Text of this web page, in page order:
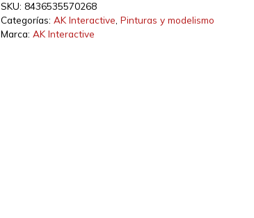
DARK
cantidad
SKU: 8436535570268
Categorías: AK Interactive Pinturas y modelismo
Marca: AK Interactive